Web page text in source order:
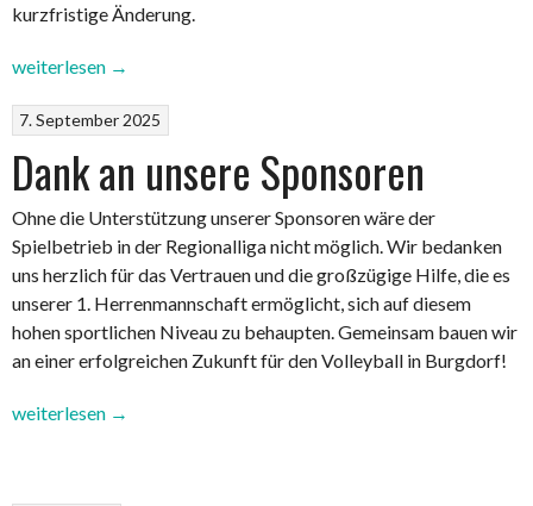
kurzfristige Änderung.
„Wichtiges
Der
ist
da
🍁
Beachfeld
machen
weiterlesen →
7. September 2025
Dank an unsere Sponsoren
Ohne die Unterstützung unserer Sponsoren wäre der
Spielbetrieb in der Regionalliga nicht möglich. Wir bedanken
uns herzlich für das Vertrauen und die großzügige Hilfe, die es
unserer 1. Herrenmannschaft ermöglicht, sich auf diesem
hohen sportlichen Niveau zu behaupten. Gemeinsam bauen wir
an einer erfolgreichen Zukunft für den Volleyball in Burgdorf!
„Dank
weiterlesen →